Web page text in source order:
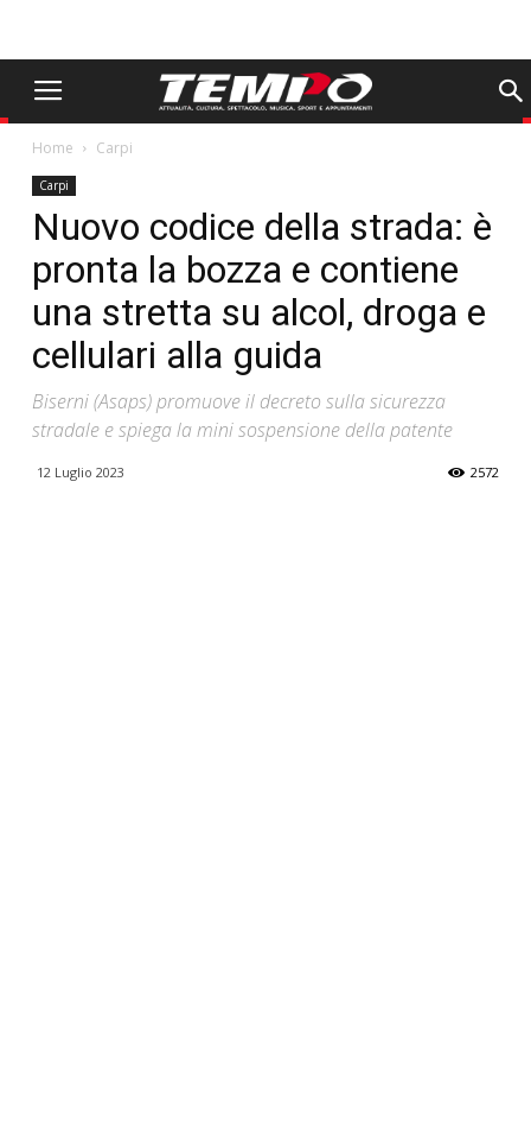
Home Carpi
Carpi
Nuovo codice della strada: è
pronta la bozza e contiene
una stretta su alcol, droga e
cellulari alla guida
Biserni (Asaps) promuove il decreto sulla sicurezza
stradale e spiega la mini sospensione della patente
12 Luglio 2023 2572